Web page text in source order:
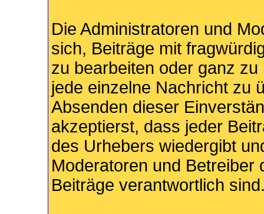
Die Administratoren und
sich, Beiträge mit
zu bearbeiten oder ganz
jede einzelne Nachricht zu
Absenden dieser
akzeptierst, dass jeder
des Urhebers wiedergibt
Moderatoren und Betreiber
Beiträge verantwortlich